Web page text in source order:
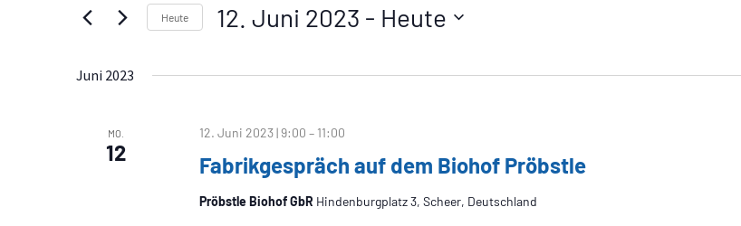
Heute 12. Juni 2023 - Heute
t
w
h
e
Juni 2023
MO.
12 Fabrikgespräch auf dem Biohof Pröbstle
12. Juni 2023 | 9:00 – 11:00
Pröbstle Biohof GbR Hindenburgplatz 3, Scheer, Deutschland